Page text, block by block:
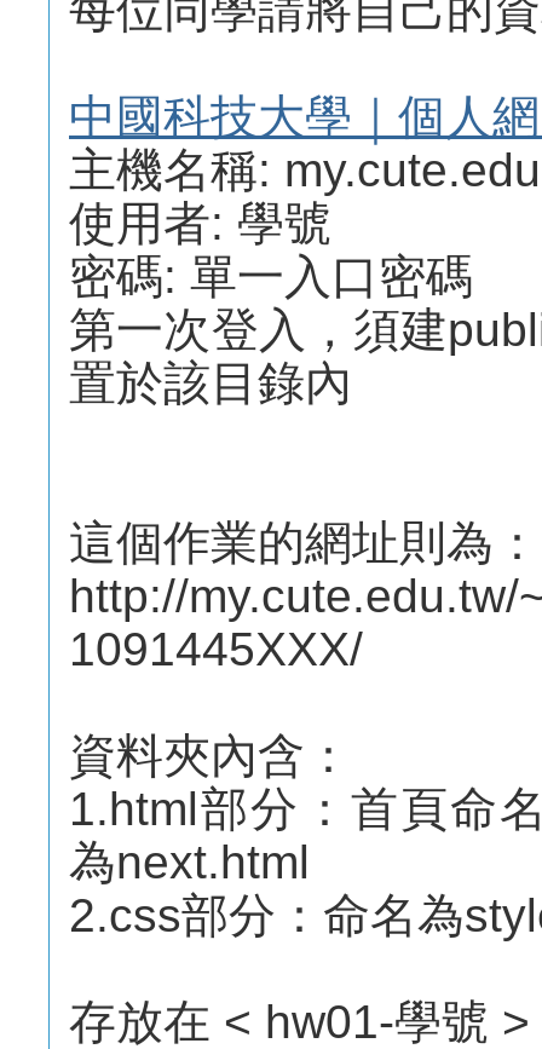
中國科技大學｜個人
主機名稱:
使用者: 學號
密碼: 單一入口密碼
第一次登入，須建
置於該目錄內
這個作業的網址則為：
http://my.cute.edu.tw/
1091445XXX/
資料夾內含：
1.html部分：首頁命
為next.html
2.css部分：命名為
存放在 < hw01-學號